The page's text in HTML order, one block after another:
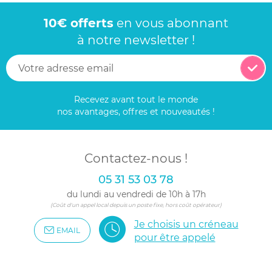
10€ offerts en vous abonnant
à notre newsletter !
Recevez avant tout le monde
nos avantages, offres et nouveautés !
Contactez-nous !
05 31 53 03 78
du lundi au vendredi de 10h à 17h
(Coût d'un appel local depuis un poste fixe, hors coût opérateur)
EMAIL
Je choisis un créneau
pour être appelé